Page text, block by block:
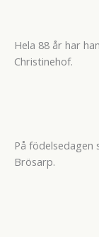
Hela 88 år har
Christinehof.
På födelsedagen
Brösarp.